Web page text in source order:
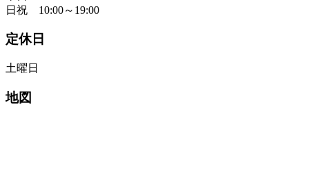
日祝 10:00～19:00
定休日
土曜日
地図